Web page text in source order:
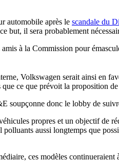
automobile après le scandale du
il sera probablement
à la Commission pour
Volkswagen serait ainsi en
ce que prévoit la proposition
soupçonne donc le lobby de
propres et un objectif de
aussi longtemps que
ces modèles continueraient